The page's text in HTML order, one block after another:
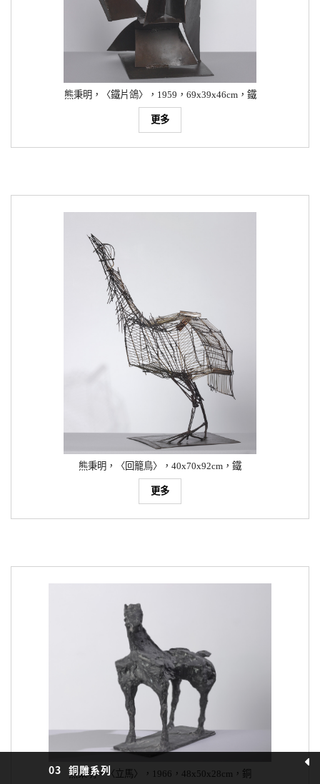
熊秉明，〈鐵片鴿〉，1959，69x39x46cm，鐵
更多
熊秉明，〈回籠鳥〉，40x70x92cm，鐵
更多
熊秉明，〈立馬〉，1966，48x50x28cm，銅
03 銅雕系列